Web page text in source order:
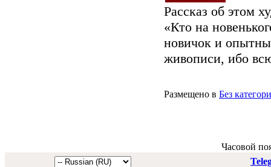
Рассказ об этом
«Кто на
новичок и
живописи, ибо
Размещено в Без
Часовой